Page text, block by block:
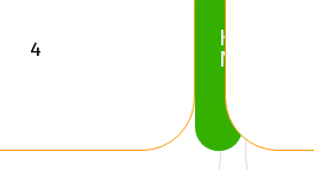
Köp
Nu